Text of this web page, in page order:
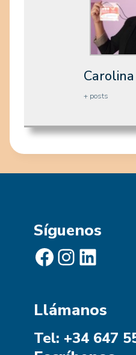
+ posts
Síguenos
Facebook Instagram LinkedIn
Llámanos
Tel: +34 647